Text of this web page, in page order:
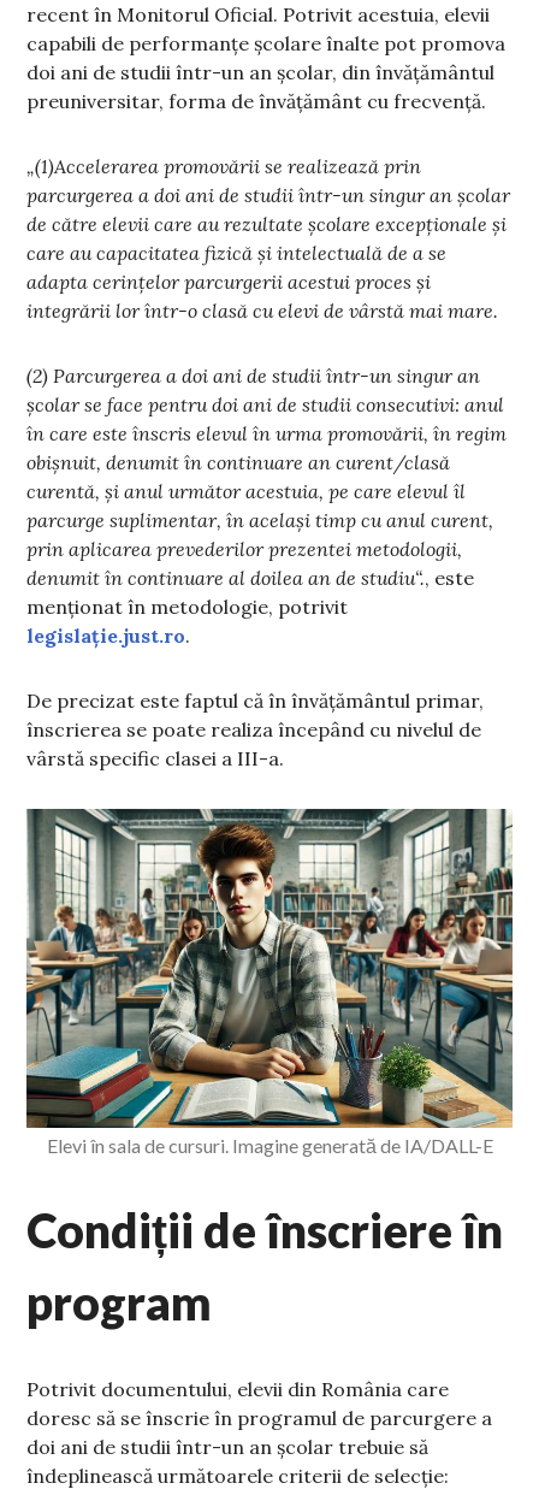
recent în Monitorul Oficial. Potrivit acestuia, elevii
capabili de performanțe școlare înalte pot promova
doi ani de studii într-un an școlar, din învățământul
preuniversitar, forma de învățământ cu frecvență.
„(1)Accelerarea promovării se realizează prin
parcurgerea a doi ani de studii într-un singur an școlar
de către elevii care au rezultate școlare excepționale și
care au capacitatea fizică și intelectuală de a se
adapta cerințelor parcurgerii acestui proces și
integrării lor într-o clasă cu elevi de vârstă mai mare.
(2) Parcurgerea a doi ani de studii într-un singur an
școlar se face pentru doi ani de studii consecutivi: anul
în care este înscris elevul în urma promovării, în regim
obișnuit, denumit în continuare an curent/clasă
curentă, și anul următor acestuia, pe care elevul îl
parcurge suplimentar, în același timp cu anul curent,
prin aplicarea prevederilor prezentei metodologii,
denumit în continuare al doilea an de studiu“., este
menționat în metodologie, potrivit
legislație.just.ro.
De precizat este faptul că în învățământul primar,
înscrierea se poate realiza începând cu nivelul de
vârstă specific clasei a III-a.
Elevi în sala de cursuri. Imagine generată de IA/DALL-E
Condiții de înscriere în
program
Potrivit documentului, elevii din România care
doresc să se înscrie în programul de parcurgere a
doi ani de studii într-un an școlar trebuie să
îndeplinească următoarele criterii de selecție: